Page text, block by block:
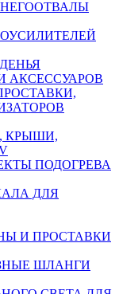
АКСЕССУАРОВ
КРЫШИ,
ПОДОГРЕВА
ДЛЯ
И ПРОСТАВКИ
ШЛАНГИ